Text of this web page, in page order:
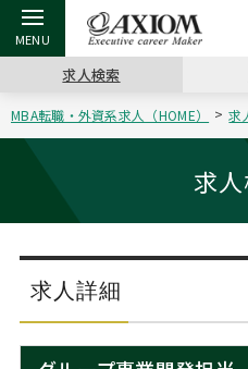
戻る
アクシアムの特長
サービス案内
コンサルタントの紹介
戻る
キャリア支援 TOP
キャリアデザイン講座
（最新求人市場動向）
ステージ別アドバイス
MBAの転職事例
戻る
転職ツール TOP
英文レジュメの書き方
職務経歴書の書き方
戻る
転職コラム TOP
“展”職相談室
転職市場の明日をよめ
戻る
イベント・セミナー TOP
ジョブフェア
キャリアデザインセミナー
戻る
会社概要 TOP
沿革
主なクライアント
求人検索
MBA転職・外資系求人（HOME） 求
求
求人詳細